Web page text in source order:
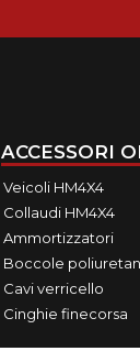
ACCESSORI
Veicoli HM4X4
Collaudi HM4X4
Ammortizzatori
Boccole
Cavi verricello
Cinghie finecorsa